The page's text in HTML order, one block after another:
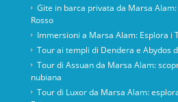
Gite in barca privata da Marsa
Rosso
Immersioni a Marsa Alam: Esplora i
Tour ai templi di Dendera e Abydos
Tour di Assuan da Marsa Alam:
nubiana
Tour di Luxor da Marsa Alam: